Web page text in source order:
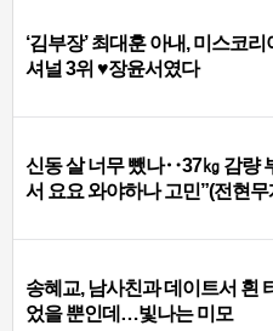
‘김부장’ 최대훈 아내, 미스코
셔널 3위 ♥장윤서였다
신동 살 너무 뺐나‥37㎏ 감량
서 요요 와야하나 고민”(전현무
송혜교, 남사친과 데이트서 흰
었을 뿐인데…빛나는 미모